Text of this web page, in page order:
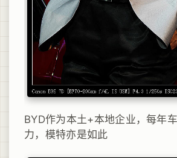
BYD作为本土+本地企业，每年
力，模特亦是如此